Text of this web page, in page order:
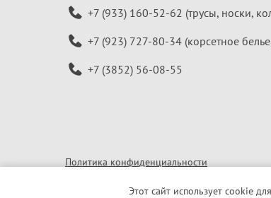
+7 (933) 160-52-62 (трусы, носки,
+7 (923) 727-80-34 (корсетное
+7 (3852) 56-08-55
Политика конфиденциальности
Этот сайт использует cookie